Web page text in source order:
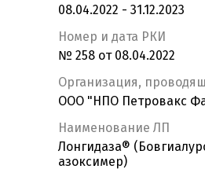
08.04.2022 - 31.12.2023
Номер и дата РКИ
№ 258 от 08.04.2022
Организация,
ООО "НПО Петровакс
Наименование ЛП
Лонгидаза®
азоксимер)